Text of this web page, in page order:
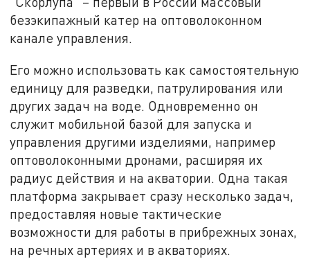
безэкипажный катер на оптоволоконном
канале управления.
Его можно использовать как самостоятельную
единицу для разведки, патрулирования или
других задач на воде. Одновременно он
служит мобильной базой для запуска и
управления другими изделиями, например
оптоволоконными дронами, расширяя их
радиус действия и на акватории. Одна такая
платформа закрывает сразу несколько задач,
предоставляя новые тактические
возможности для работы в прибрежных зонах,
на речных артериях и в акваториях.